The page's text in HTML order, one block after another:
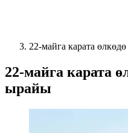
22-майга карата
22-майга карата
ырайы